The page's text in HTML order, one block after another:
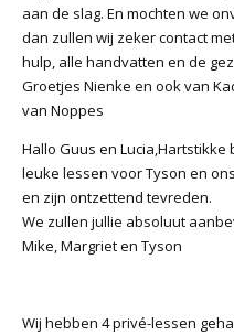
aan de slag. En mochten we
dan zullen wij zeker contact
hulp, alle handvatten en de
Groetjes Nienke en ook van
van Noppes
Hallo Guus en
leuke lessen voor Tyson en
en zijn ontzettend tevreden.
We zullen jullie absoluut
Mike, Margriet en Tyson
Wij hebben 4 privé-lessen